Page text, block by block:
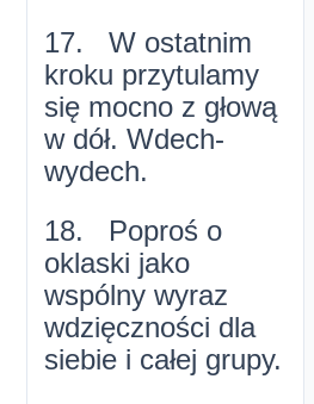
17. W ostatnim
kroku przytulamy
się mocno z głową
w dół. Wdech-
wydech.
18. Poproś o
oklaski jako
wspólny wyraz
wdzięczności dla
siebie i całej grupy.